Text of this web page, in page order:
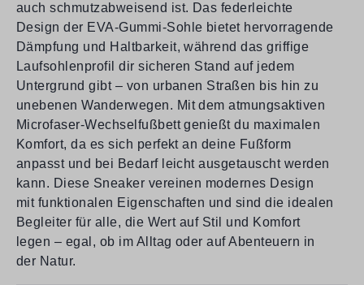
auch schmutzabweisend ist. Das federleichte
Design der EVA-Gummi-Sohle bietet hervorragende
Dämpfung und Haltbarkeit, während das griffige
Laufsohlenprofil dir sicheren Stand auf jedem
Untergrund gibt – von urbanen Straßen bis hin zu
unebenen Wanderwegen. Mit dem atmungsaktiven
Microfaser-Wechselfußbett genießt du maximalen
Komfort, da es sich perfekt an deine Fußform
anpasst und bei Bedarf leicht ausgetauscht werden
kann. Diese Sneaker vereinen modernes Design
mit funktionalen Eigenschaften und sind die idealen
Begleiter für alle, die Wert auf Stil und Komfort
legen – egal, ob im Alltag oder auf Abenteuern in
der Natur.